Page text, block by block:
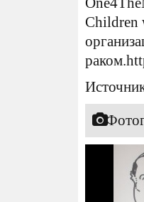
Children